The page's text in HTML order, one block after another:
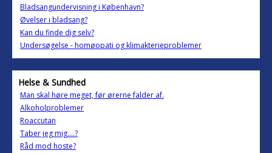
Bladsangundervisning i København?
Øvelser i bladsang?
Kan du finde dig selv?
Undersøgelse - homøopati og klimakterieproblemer
Helse & Sundhed
Man skal høre meget, før ørerne falder af.
Alkoholproblemer
Roaccutan
Taber jeg mig....?
Råd mod hoste?